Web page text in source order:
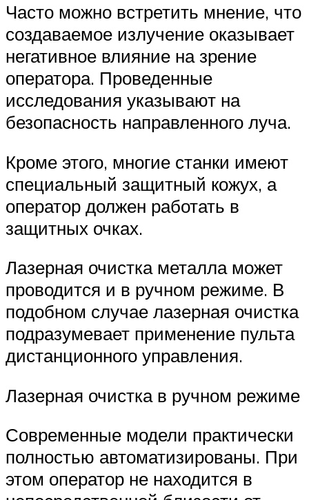
Часто можно встретить мнение, что
создаваемое излучение оказывает
негативное влияние на зрение
оператора. Проведенные
исследования указывают на
безопасность направленного луча.
Кроме этого, многие станки имеют
специальный защитный кожух, а
оператор должен работать в
защитных очках.
Лазерная очистка металла может
проводится и в ручном режиме. В
подобном случае лазерная очистка
подразумевает применение пульта
дистанционного управления.
Лазерная очистка в ручном режиме
Современные модели практически
полностью автоматизированы. При
этом оператор не находится в